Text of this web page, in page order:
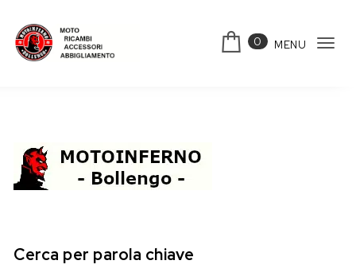
0 MENU
Cerca per parola chiave